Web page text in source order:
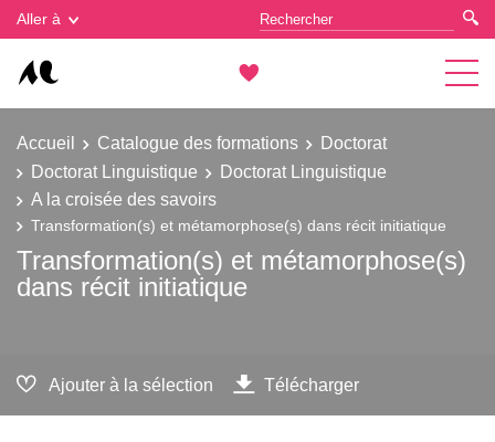
Aller à
Accueil Catalogue des formations
Doctorat
Doctorat Linguistique
Doctorat Linguistique
A la croisée des savoirs
Transformation(s) et métamorphose(s) dans récit initiatique
Transformation(s) et métamorphose(s)
dans récit initiatique
Ajouter à la sélection Télécharger
Gestion des cookies